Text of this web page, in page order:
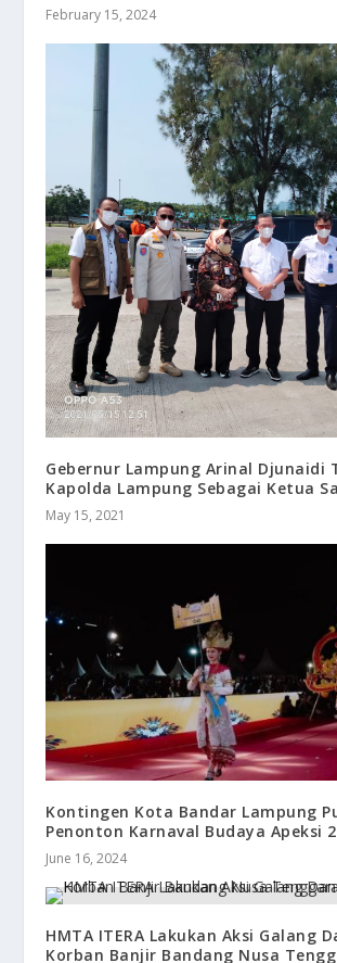
February 15, 2024
Gebernur Lampung Arinal Djunaidi
Kapolda Lampung Sebagai Ketua
May 15, 2021
Kontingen Kota Bandar Lampung
Penonton Karnaval Budaya Apeksi
June 16, 2024
HMTA ITERA Lakukan Aksi Galang
Korban Banjir Bandang Nusa